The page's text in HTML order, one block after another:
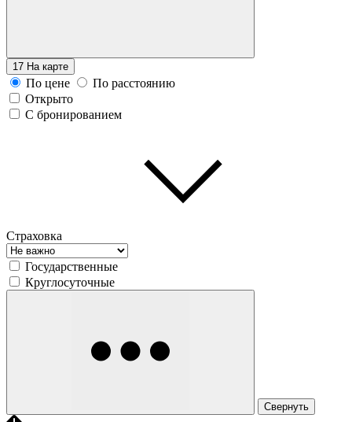
17 На карте
По цене
По расстоянию
Открыто
С бронированием
Страховка
Государственные
Круглосуточные
Свернуть